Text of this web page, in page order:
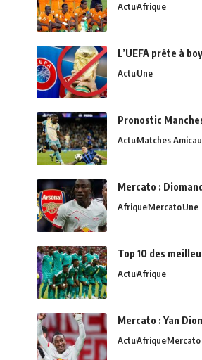
ActuAfrique
L’UEFA prête à
ActuUne
Pronostic
ActuMatches
Mercato :
AfriqueMercatoUne
Top 10 des
ActuAfrique
Mercato : Yan
ActuAfriqueMercato